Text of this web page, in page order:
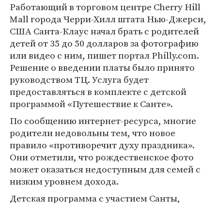
Работающий в торговом центре Cherry Hill
Mall города Черри-Хилл штата Нью-Джерси,
США Санта-Клаус начал брать с родителей
детей от 35 до 50 долларов за фотографию
или видео с ним, пишет портал Philly.com.
Решение о введении платы было принято
руководством ТЦ. Услуга будет
предоставляться в комплекте с детской
программой «Путешествие к Санте».
По сообщению интернет-ресурса, многие
родители недовольны тем, что новое
правило «противоречит духу праздника».
Они отметили, что рождественское фото
может оказаться недоступным для семей с
низким уровнем дохода.
Детская программа с участием Санты,